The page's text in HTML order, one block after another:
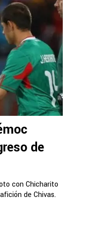
de
con Chicharito
de Chivas.